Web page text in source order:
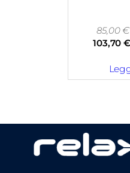
85,00€
103,70€